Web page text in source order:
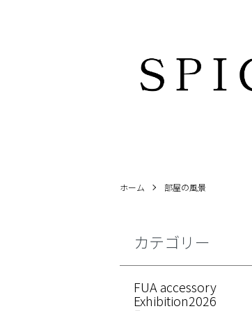
ホーム 部屋の風景
カテゴリー
FUA accessory
Exhibition2026